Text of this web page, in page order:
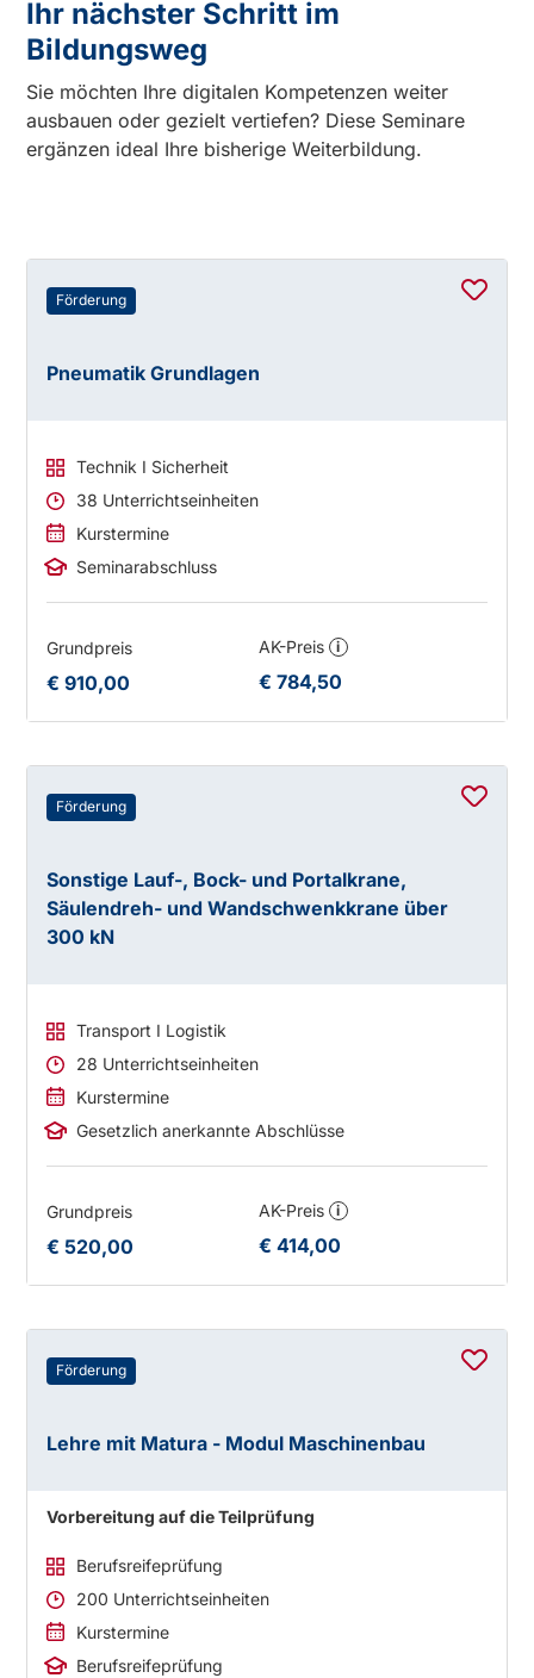
Ihr nächster Schritt im
Bildungsweg
Sie möchten Ihre digitalen Kompetenzen weiter
ausbauen oder gezielt vertiefen? Diese Seminare
ergänzen ideal Ihre bisherige Weiterbildung.
Förderung
Pneumatik Grundlagen
Technik I Sicherheit
38 Unterrichtseinheiten
Kurstermine
Seminarabschluss
Grundpreis
€ 910,00
AK-Preis i
€ 784,50
Förderung
Sonstige Lauf-, Bock- und Portalkrane,
Säulendreh- und Wandschwenkkrane über
300 kN
Transport I Logistik
28 Unterrichtseinheiten
Kurstermine
Gesetzlich anerkannte Abschlüsse
Grundpreis
€ 520,00
AK-Preis i
€ 414,00
Förderung
Lehre mit Matura - Modul Maschinenbau
Vorbereitung auf die Teilprüfung
Berufsreifeprüfung
200 Unterrichtseinheiten
Kurstermine
Berufsreifeprüfung